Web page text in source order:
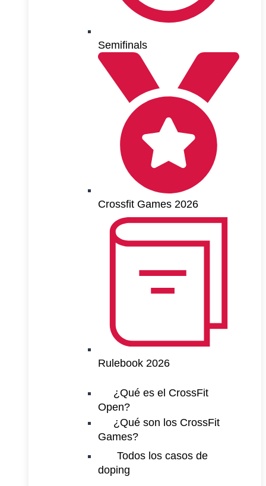
Semifinals
Crossfit Games 2026
Rulebook 2026
¿Qué es el CrossFit
Open?
¿Qué son los CrossFit
Games?
Todos los casos de
doping